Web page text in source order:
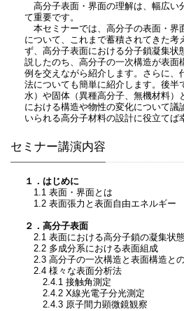
高分子表面・界面の理解は、幅広い
て重要です。
本セミナーでは、高分子の表面・界
について、これまで蓄積されてきた考
ず、高分子表面における分子鎖凝集状
説したのち、高分子の一次構造が表面
例を交えながら紹介します。さらに、
法についても簡単に紹介します。後半
水）や固体（異種高分子、無機材料）
における構造や物性の変化について議
いられる高分子材料の設計に役立てば
セミナー講演内容
１．はじめに
1.1 表面・界面とは
1.2 表面張力と表面自由エネルギー
２．高分子表面
2.1 表面における高分子鎖の凝集状
2.2 多成分系における表面組成
2.3 高分子の一次構造と表面構造と
2.4 様々な表面分析法
2.4.1 接触角測定
2.4.2 X線光電子分光測定
2.4.3 原子間力顕微鏡観察